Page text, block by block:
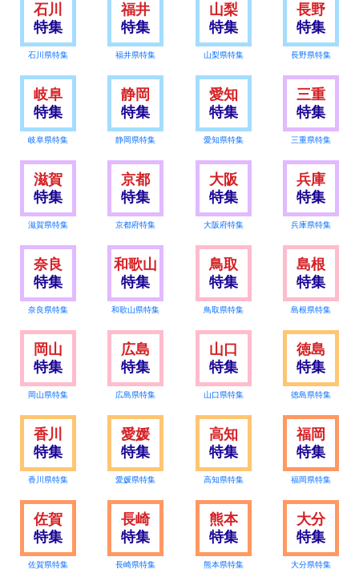
石川
特集
石川県特集
福井
特集
福井県特集
山梨
特集
山梨県特集
長野
特集
長野県特集
岐阜
特集
岐阜県特集
静岡
特集
静岡県特集
愛知
特集
愛知県特集
三重
特集
三重県特集
滋賀
特集
滋賀県特集
京都
特集
京都府特集
大阪
特集
大阪府特集
兵庫
特集
兵庫県特集
奈良
特集
奈良県特集
和歌山
特集
和歌山県特集
鳥取
特集
鳥取県特集
島根
特集
島根県特集
岡山
特集
岡山県特集
広島
特集
広島県特集
山口
特集
山口県特集
徳島
特集
徳島県特集
香川
特集
香川県特集
愛媛
特集
愛媛県特集
高知
特集
高知県特集
福岡
特集
福岡県特集
佐賀
特集
佐賀県特集
長崎
特集
長崎県特集
熊本
特集
熊本県特集
大分
特集
大分県特集